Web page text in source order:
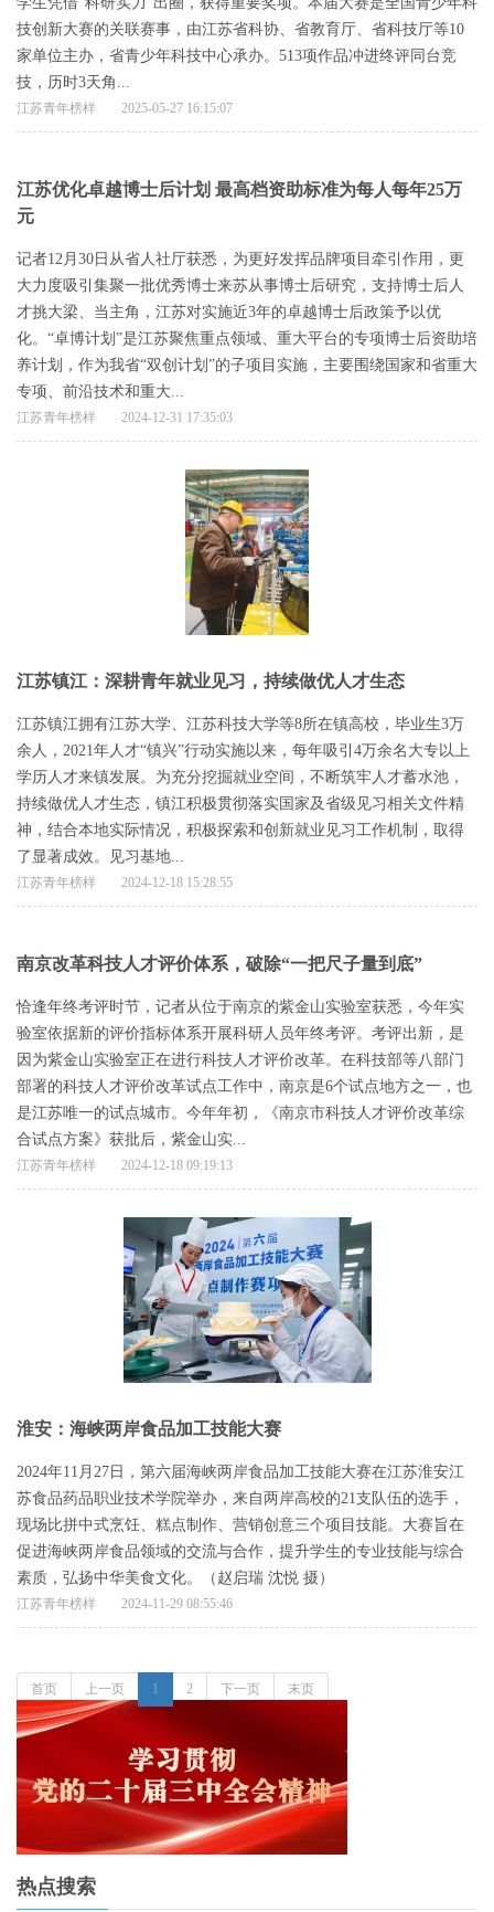
技创新大赛的关联赛事，由江苏省科协、省教育厅、省科技厅等10
家单位主办，省青少年科技中心承办。513项作品冲进终评同台竞
技，历时3天角...
江苏青年榜样 2025-05-27 16:15:07
江苏优化卓越博士后计划 最高档资助标准为每人每年25万
元
记者12月30日从省人社厅获悉，为更好发挥品牌项目牵引作用，更
大力度吸引集聚一批优秀博士来苏从事博士后研究，支持博士后人
才挑大梁、当主角，江苏对实施近3年的卓越博士后政策予以优
化。“卓博计划”是江苏聚焦重点领域、重大平台的专项博士后资助培
养计划，作为我省“双创计划”的子项目实施，主要围绕国家和省重大
专项、前沿技术和重大...
江苏青年榜样 2024-12-31 17:35:03
江苏镇江：深耕青年就业见习，持续做优人才生态
江苏镇江拥有江苏大学、江苏科技大学等8所在镇高校，毕业生3万
余人，2021年人才“镇兴”行动实施以来，每年吸引4万余名大专以上
学历人才来镇发展。为充分挖掘就业空间，不断筑牢人才蓄水池，
持续做优人才生态，镇江积极贯彻落实国家及省级见习相关文件精
神，结合本地实际情况，积极探索和创新就业见习工作机制，取得
了显著成效。见习基地...
江苏青年榜样 2024-12-18 15:28:55
南京改革科技人才评价体系，破除“一把尺子量到底”
恰逢年终考评时节，记者从位于南京的紫金山实验室获悉，今年实
验室依据新的评价指标体系开展科研人员年终考评。考评出新，是
因为紫金山实验室正在进行科技人才评价改革。在科技部等八部门
部署的科技人才评价改革试点工作中，南京是6个试点地方之一，也
是江苏唯一的试点城市。今年年初，《南京市科技人才评价改革综
合试点方案》获批后，紫金山实...
江苏青年榜样 2024-12-18 09:19:13
淮安：海峡两岸食品加工技能大赛
2024年11月27日，第六届海峡两岸食品加工技能大赛在江苏淮安江
苏食品药品职业技术学院举办，来自两岸高校的21支队伍的选手，
现场比拼中式烹饪、糕点制作、营销创意三个项目技能。大赛旨在
促进海峡两岸食品领域的交流与合作，提升学生的专业技能与综合
素质，弘扬中华美食文化。（赵启瑞 沈悦 摄）
江苏青年榜样 2024-11-29 08:55:46
首页 上一页 1 2 下一页 末页
热点搜索